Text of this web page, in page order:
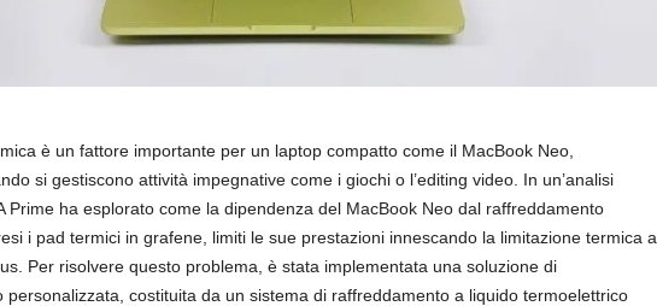
è un fattore importante per un laptop compatto come il MacBook Neo,
si gestiscono attività impegnative come i giochi o l’editing video. In un’analisi
Prime ha esplorato come la dipendenza del MacBook Neo dal raffreddamento
i pad termici in grafene, limiti le sue prestazioni innescando la limitazione termica a
Per risolvere questo problema, è stata implementata una soluzione di
personalizzata, costituita da un sistema di raffreddamento a liquido termoelettrico